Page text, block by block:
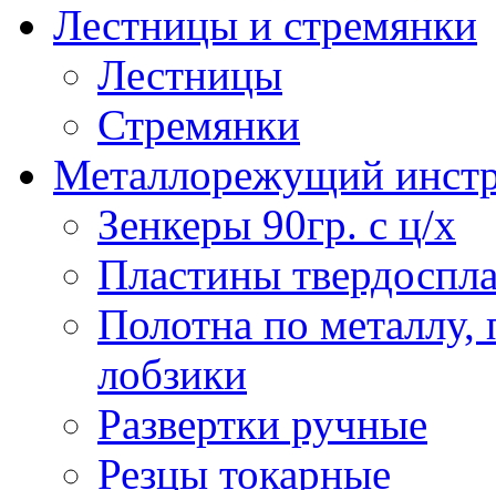
Лестницы и стремянки
Лестницы
Стремянки
Металлорежущий
Зенкеры 90гр. с ц/х
Пластины
Полотна по
лобзики
Развертки ручные
Резцы токарные